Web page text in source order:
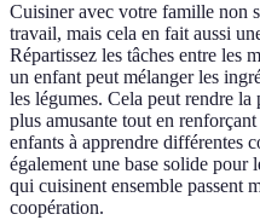
Cuisiner avec votre famille non
travail, mais cela en fait aussi
Répartissez les tâches entre les
un enfant peut mélanger les
les légumes. Cela peut rendre la
plus amusante tout en
enfants à apprendre différentes
également une base solide
qui cuisinent ensemble passent
coopération.